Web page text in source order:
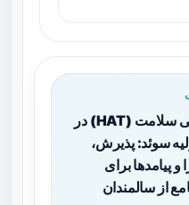
ابزار ارزیابی سلامت (HAT) در
سوئد: پذیرش،
و پیامدها برای
از سالمندان